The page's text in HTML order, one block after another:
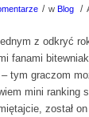
/ w Blog /
z odkryć
fanami
tym graczom
mini ranking
został